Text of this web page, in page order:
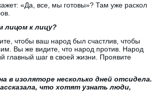
«Да, все, мы готовы»? Там уже раскол
лицом к лицу?
чтобы ваш народ был счастлив, чтобы
Вы же видите, что народ против. Народ
главный шаг в своей жизни. Проявите
в изоляторе несколько дней отсидела.
что хотят узнать люди,